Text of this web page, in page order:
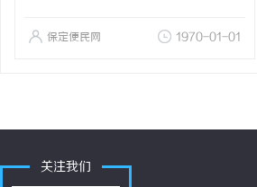
保定便民网 1970-01-01
关注我们